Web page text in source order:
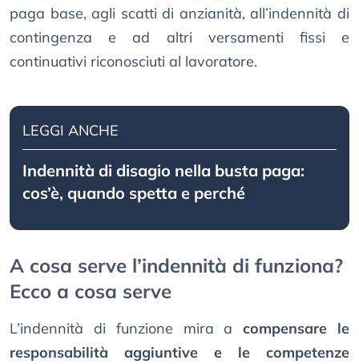
paga base, agli scatti di anzianità, all’indennità di
contingenza e ad altri versamenti fissi e
continuativi riconosciuti al lavoratore.
LEGGI ANCHE
Indennità di disagio nella busta paga:
cos’è, quando spetta e perché
A cosa serve l’indennità di funziona?
Ecco a cosa serve
L’indennità di funzione mira acompensare le
responsabilità aggiuntive e le competenze